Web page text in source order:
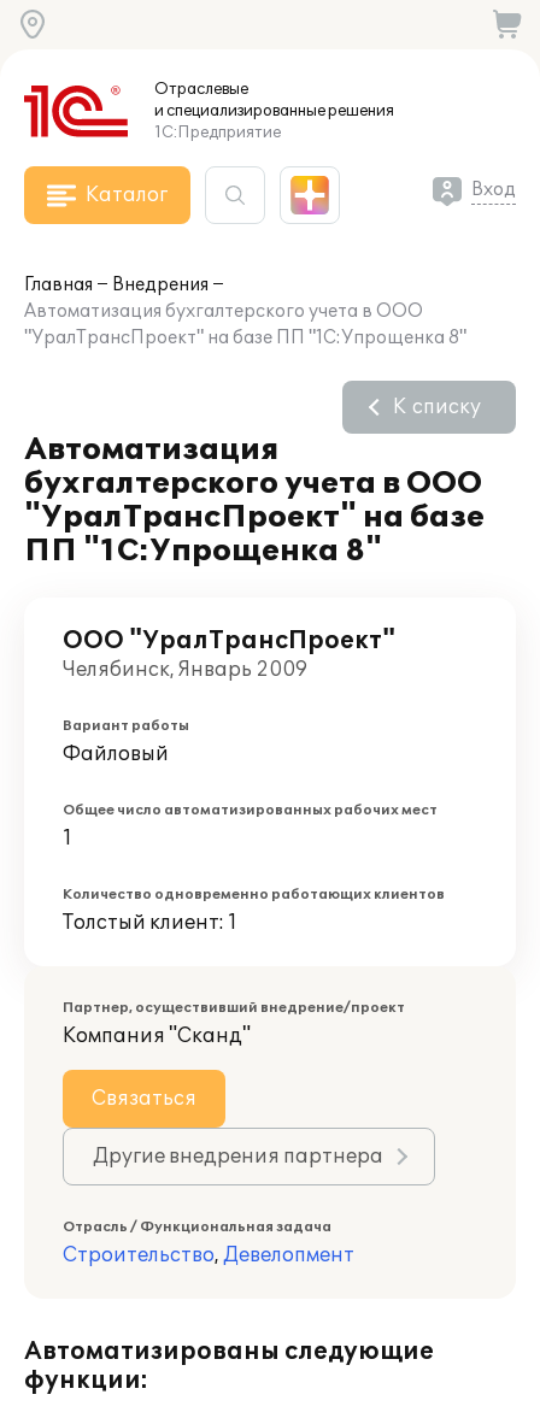
Отраслевые
и специализированныерешения
1С:Предприятие
Каталог Вход
Главная
Внедрения
Автоматизация бухгалтерского учета в ООО
"УралТрансПроект" на базе ПП "1С:Упрощенка 8"
Автоматизация
бухгалтерского учета в ООО
"УралТрансПроект" на базе
ПП "1С:Упрощенка 8"
К списку
ООО "УралТрансПроект"
Челябинск, Январь 2009
Вариант работы
Файловый
Общее число автоматизированных рабочих мест
1
Количество одновременно работающих клиентов
Толстый клиент: 1
Партнер, осуществивший внедрение/проект
Компания "Сканд"
Связаться
Другие внедрения партнера
Отрасль / Функциональная задача
Строительство, Девелопмент
Автоматизированы следующие
функции: